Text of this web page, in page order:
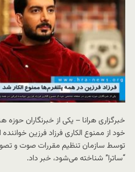
خبرگزاری هرانا – یکی از خبرنگاران
خود از ممنوع الکاری فرزاد فرزین
توسط سازمان تنظیم مقررات صوت و
“ساترا” شناخته می‌شود، خبر داد.